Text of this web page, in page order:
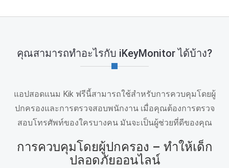
คุณสามารถทําอะไรกับ iKeyMonitor ได้บ้าง?
แอปสอดแนม Kik ฟรีนี้สามารถใช้สําหรับการควบคุมโดยผู้
ปกครองและการตรวจสอบพนักงาน เมื่อคุณต้องการตรวจ
สอบโทรศัพท์ของใครบางคน มันจะเป็นผู้ช่วยที่ดีของคุณ
การควบคุมโดยผู้ปกครอง – ทําให้เด็ก
ปลอดภัยออนไลน์